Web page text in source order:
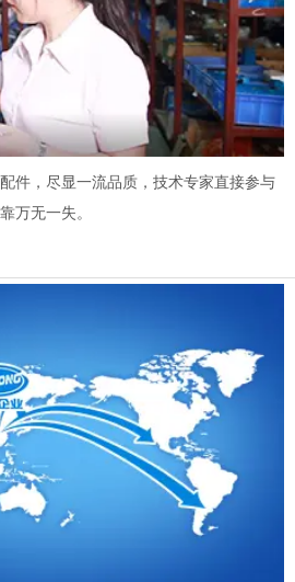
件，尽显一流品质，技术专家直接参与
万无一失。